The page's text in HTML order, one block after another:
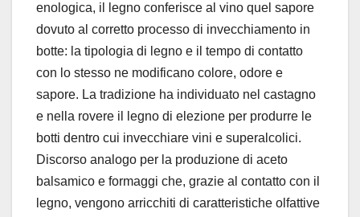
enologica, il legno conferisce al vino quel sapore
dovuto al corretto processo di invecchiamento in
botte: la tipologia di legno e il tempo di contatto
con lo stesso ne modificano colore, odore e
sapore. La tradizione ha individuato nel castagno
e nella rovere il legno di elezione per produrre le
botti dentro cui invecchiare vini e superalcolici.
Discorso analogo per la produzione di aceto
balsamico e formaggi che, grazie al contatto con il
legno, vengono arricchiti di caratteristiche olfattive